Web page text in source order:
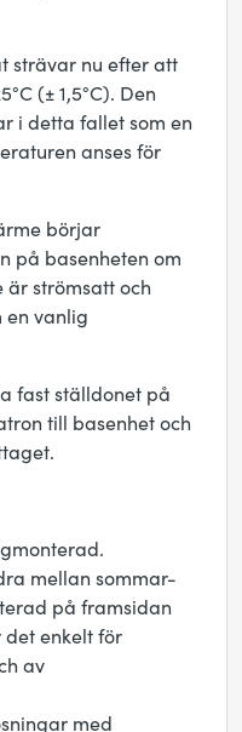
strävar nu efter att
(± 1,5°C). Den
i detta fallet som en
anses för
börjar
på basenheten om
strömsatt och
en vanlig
fast ställdonet på
till basenhet och
mellan sommar-
på framsidan
enkelt för
av
med